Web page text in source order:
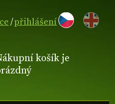
EN
košík je
/přihlášení